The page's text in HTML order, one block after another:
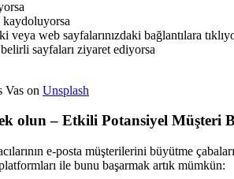
kaydoluyorsa
veya web sayfalarınızdaki bağlantılara
sayfaları ziyaret ediyorsa
Vas on Unsplash
olun – Etkili Potansiyel Müşteri
e-posta müşterilerini büyütme
ile bunu başarmak artık mümkün: